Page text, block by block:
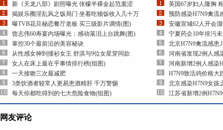
新《天龙八部》剧照曝光 张檬半裸金起范羞涩
揭娱乐圈淫乱风之饭局门 坐着吃顿饭收入几十万
曝TVB花旦秘恋餐厅老板 买三级影片调情(图)
曾志伟60寿宴内场曝光：感动落泪上台跳舞(图)
掌控30个最前沿的美容秘诀
从性感女神到撞衫女王 舒淇与9位女星穿同款
女人在床上最在乎事情排行榜(组图)
一天接吻三次最减肥
3类饮酒者较常人更易患酒精肝 千万警惕
每天你都吃得到的七大危险食物(组图)
英国67岁妇人隆胸
预防感染H7N9禽流
安徽宣城62人开会
宁夏药企10年排污
北京H7N9禽流感患
河南省发现2例人感
河南新增2例人感染
H7N9致活鸡价格大
北京感染H7N9女孩
江苏省新增2例
网友评论